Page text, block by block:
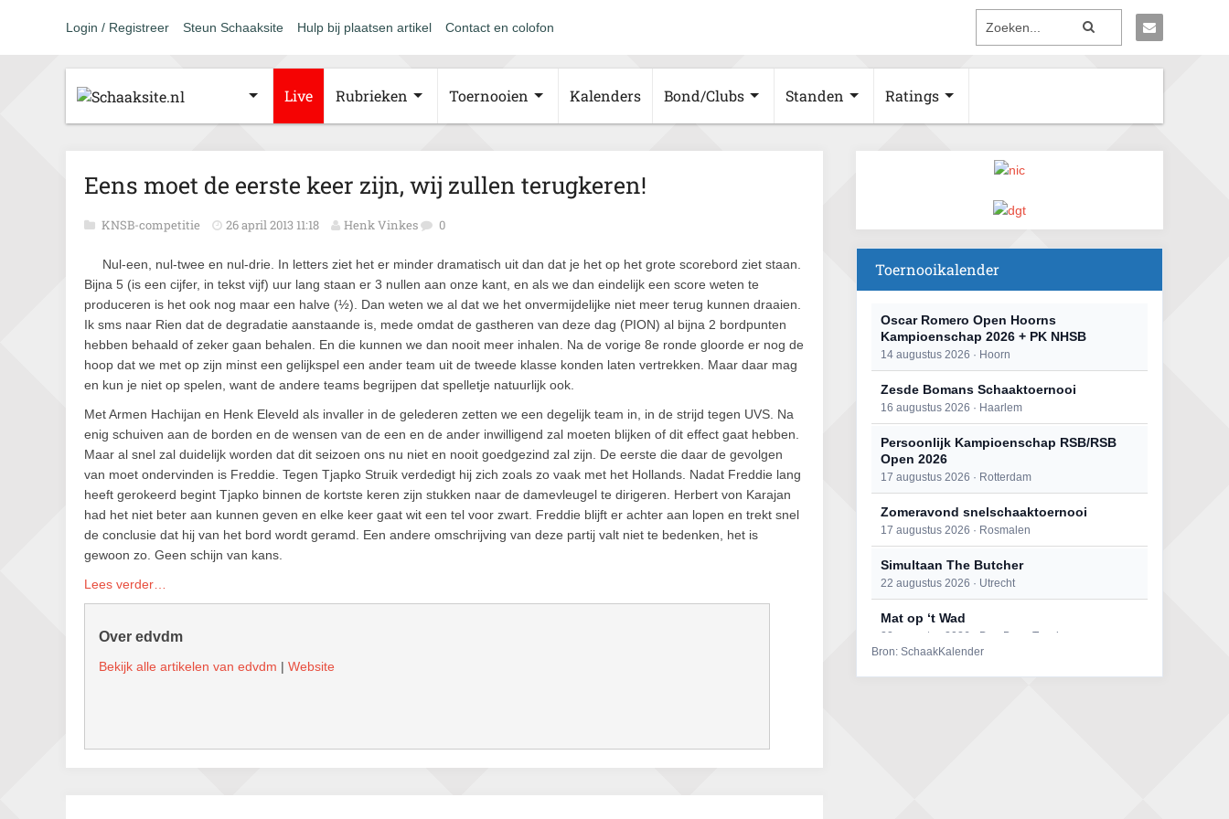
Login / Registreer Steun Schaaksite Hulp bij plaatsen artikel Contact en colofon
Live Rubrieken Toernooien Kalenders Bond/Clubs Standen Ratings
Eens moet de eerste keer zijn, wij zullen terugkeren!
KNSB-competitie 26 april 2013 11:18 Henk Vinkes 0
Nul-een, nul-twee en nul-drie. In letters ziet het er minder dramatisch uit dan dat je het op het grote scorebord ziet staan.
Bijna 5 (is een cijfer, in tekst vijf) uur lang staan er 3 nullen aan onze kant, en als we dan eindelijk een score weten te
produceren is het ook nog maar een halve (½). Dan weten we al dat we het onvermijdelijke niet meer terug kunnen draaien.
Ik sms naar Rien dat de degradatie aanstaande is, mede omdat de gastheren van deze dag (PION) al bijna 2 bordpunten
hebben behaald of zeker gaan behalen. En die kunnen we dan nooit meer inhalen. Na de vorige 8e ronde gloorde er nog de
hoop dat we met op zijn minst een gelijkspel een ander team uit de tweede klasse konden laten vertrekken. Maar daar mag
en kun je niet op spelen, want de andere teams begrijpen dat spelletje natuurlijk ook.
Met Armen Hachijan en Henk Eleveld als invaller in de gelederen zetten we een degelijk team in, in de strijd tegen UVS. Na
enig schuiven aan de borden en de wensen van de een en de ander inwilligend zal moeten blijken of dit effect gaat hebben.
Maar al snel zal duidelijk worden dat dit seizoen ons nu niet en nooit goedgezind zal zijn. De eerste die daar de gevolgen
van moet ondervinden is Freddie. Tegen Tjapko Struik verdedigt hij zich zoals zo vaak met het Hollands. Nadat Freddie lang
heeft gerokeerd begint Tjapko binnen de kortste keren zijn stukken naar de damevleugel te dirigeren. Herbert von Karajan
had het niet beter aan kunnen geven en elke keer gaat wit een tel voor zwart. Freddie blijft er achter aan lopen en trekt snel
de conclusie dat hij van het bord wordt geramd. Een andere omschrijving van deze partij valt niet te bedenken, het is
gewoon zo. Geen schijn van kans.
Lees verder…
Over edvdm
Bekijk alle artikelen van edvdm | Website
Toernooikalender
Oscar Romero Open Hoorns
Kampioenschap 2026 + PK NHSB
14 augustus 2026 · Hoorn
Zesde Bomans Schaaktoernooi
16 augustus 2026 · Haarlem
Persoonlijk Kampioenschap RSB/RSB
Open 2026
17 augustus 2026 · Rotterdam
Zomeravond snelschaaktoernooi
17 augustus 2026 · Rosmalen
Simultaan The Butcher
22 augustus 2026 · Utrecht
Mat op ‘t Wad
22 augustus 2026 · Den Burg, Texel
Bron: SchaakKalender